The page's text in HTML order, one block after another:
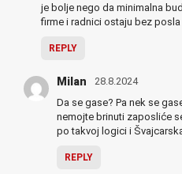
je bolje nego da minimalna
firme i radnici ostaju bez
REPLY
Milan 28.8.2024
Da se gase? Pa nek se
nemojte brinuti zaposliće
po takvoj logici i
REPLY